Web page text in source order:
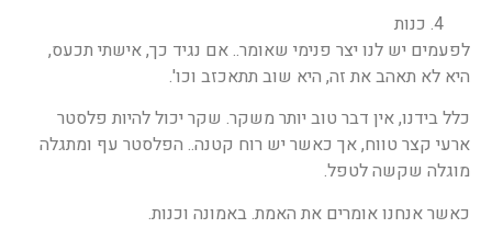
כנות
לפעמים יש לנו יצר פנימי שאומר.. אם נגיד כך, אישתי תכעס,
היא לא תאהב את זה, היא שוב תתאכזב וכו'.
כלל בידנו, אין דבר טוב יותר משקר. שקר יכול להיות פלסטר
ארעי קצר טווח, אך כאשר יש רוח קטנה.. הפלסטר עף ומתגלה
מוגלה שקשה לטפל.
כאשר אנחנו אומרים את האמת. באמונה וכנות.